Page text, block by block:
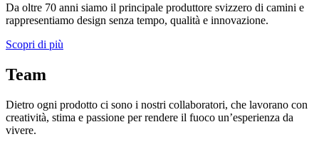
Da oltre 70 anni siamo il principale produttore svizzero di camini e
rappresentiamo design senza tempo, qualità e innovazione.
Scopri di più
Team
Dietro ogni prodotto ci sono i nostri collaboratori, che lavorano con
creatività, stima e passione per rendere il fuoco un’esperienza da
vivere.